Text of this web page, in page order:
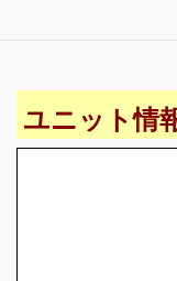
ユニット情